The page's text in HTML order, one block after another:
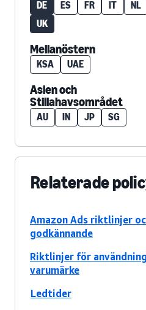
DE ES FR IT NL
UK
Mellanöstern
KSA UAE
Asien och
Stillahavsområdet
AU IN JP SG
Relaterade
Amazon Ads riktlinjer
godkännande
Riktlinjer för
varumärke
Ledtider